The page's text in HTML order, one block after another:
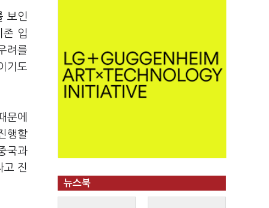
보인
존 입
려를
기도
문에
행할
국과
고 진
뉴스북